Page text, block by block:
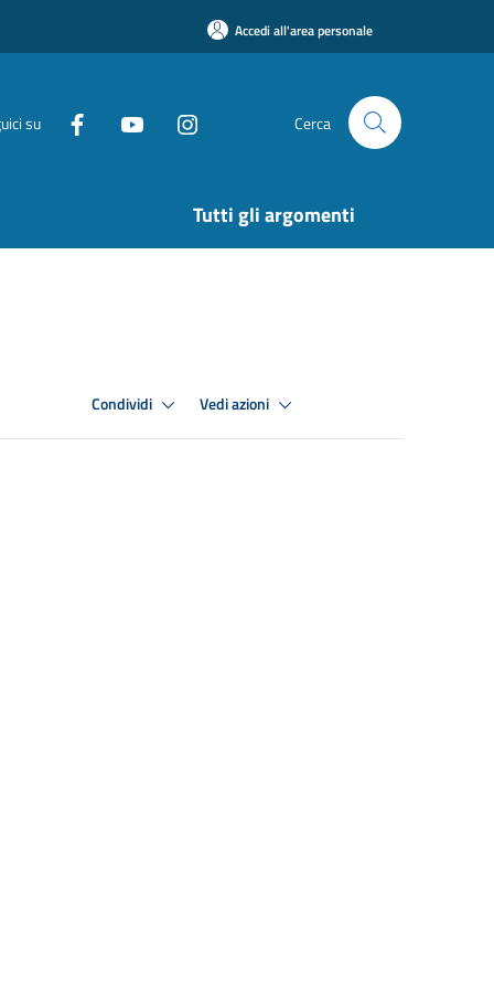
Accedi all'area personale
su Cerca
Tutti gli argomenti
Condividi Vedi azioni